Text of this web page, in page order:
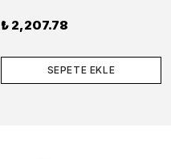
₺ 2,207.78
SEPETE EKLE